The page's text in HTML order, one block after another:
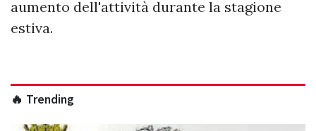
aumento dell'attività durante la stagione
estiva.
🔥 Trending